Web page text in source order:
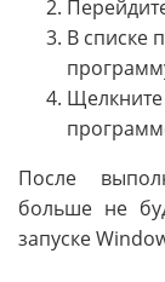
В списке
После
больше не
запуске